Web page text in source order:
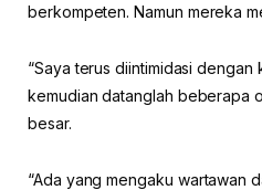
berkompeten. Namun mereka
“Saya terus diintimidasi dengan
kemudian datanglah beberapa
besar.
“Ada yang mengaku wartawan